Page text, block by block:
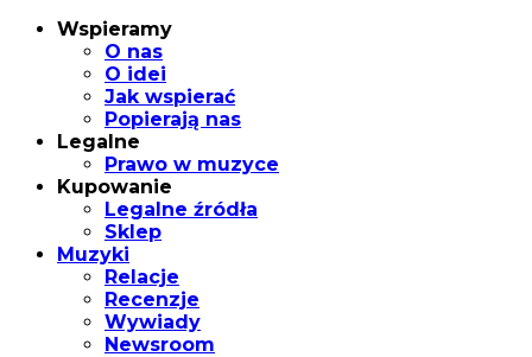
Wspieramy
O nas
O idei
Jak wspierać
Popierają nas
Legalne
Prawo w muzyce
Kupowanie
Legalne źródła
Sklep
Muzyki
Relacje
Recenzje
Wywiady
Newsroom